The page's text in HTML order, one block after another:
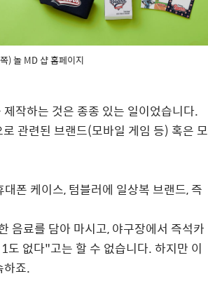
) 놀 MD 샵 홈페이지
작하는 것은 종종 있는 일이었습니다.
관련된 브랜드(모바일 게임 등) 혹은 모
폰 케이스, 텀블러에 일상복 브랜드, 즉
음료를 담아 마시고, 야구장에서 즉석카
도 없다"고는 할 수 없습니다. 하지만 이
하죠.